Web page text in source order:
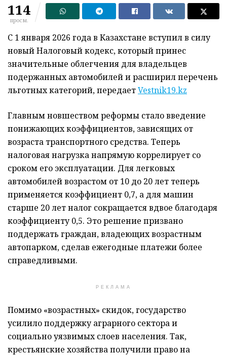
114
просм.
С 1 января 2026 года в Казахстане вступил в силу
новый Налоговый кодекс, который принес
значительные облегчения для владельцев
подержанных автомобилей и расширил перечень
льготных категорий, передаетVestnik19.kz
Главным новшеством реформы стало введение
понижающих коэффициентов, зависящих от
возраста транспортного средства. Теперь
налоговая нагрузка напрямую коррелирует со
сроком его эксплуатации. Для легковых
автомобилей возрастом от 10 до 20 лет теперь
применяется коэффициент 0,7, а для машин
старше 20 лет налог сокращается вдвое благодаря
коэффициенту 0,5. Это решение призвано
поддержать граждан, владеющих возрастным
автопарком, сделав ежегодные платежи более
справедливыми.
РЕКЛАМА
Помимо «возрастных» скидок, государство
усилило поддержку аграрного сектора и
социально уязвимых слоев населения. Так,
крестьянские хозяйства получили право на